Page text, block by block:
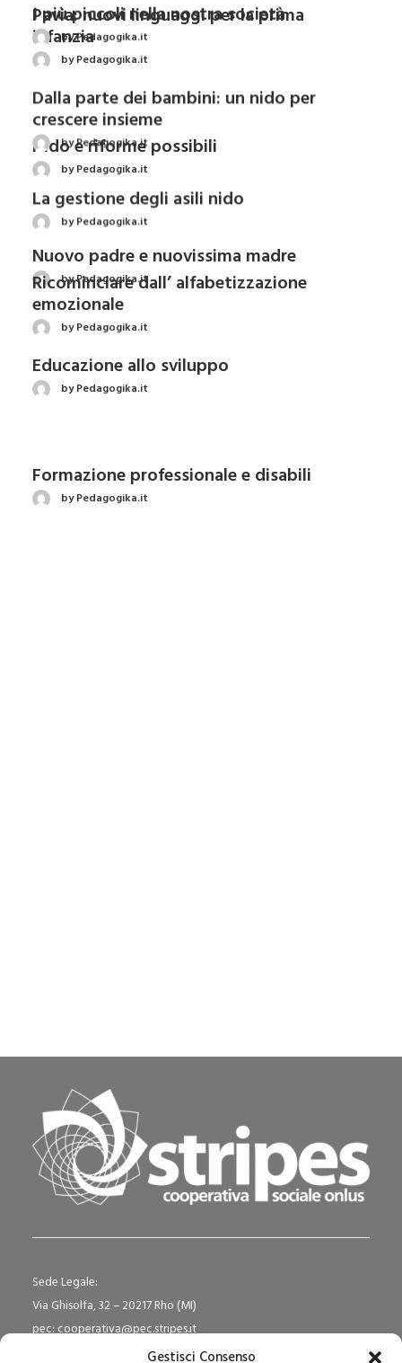
Gestisci Consenso
Pavia: nuovi linguaggi per la prima
infanzia
by Pedagogika.it
Nido e riforme possibili
by Pedagogika.it
Nuovo padre e nuovissima madre
by Pedagogika.it
Educazione allo sviluppo
by Pedagogika.it
Formazione professionale e disabili
by Pedagogika.it
Sede Legale:
Via Ghisolfa, 32 – 20217 Rho (MI)
pec: cooperativa@pec.stripes.it
P.IVA e C.F. 09635360150